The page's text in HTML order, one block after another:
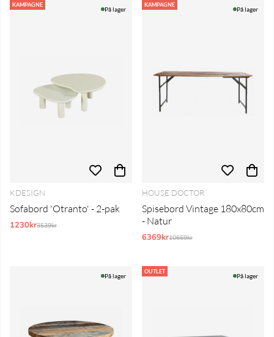
KAMPAGNE
På lager
KDESIGN
Sofabord 'Otranto' - 2-pak
1230krNormalpris:
3539kr
KAMPAGNE
På lager
HOUSE DOCTOR
Spisebord Vintage 180x80cm
- Natur
6369krNormalpris:
10669kr
På lager
OUTLET
På lager